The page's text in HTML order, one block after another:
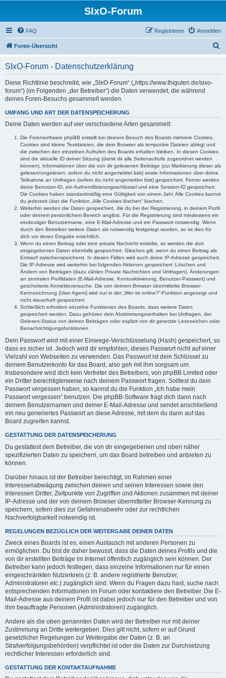
SIxO-Forum
FAQ Anmelden
Registrieren
Foren-Übersicht
SIxO-Forum - Datenschutzerklärung
Diese Richtlinie beschreibt, wie „SIxO-Forum“ („https://www.thiguten.de/sixo-
forum“) (im Folgenden „der Betreiber“) die Daten verwendet, die während
deines Foren-Besuchs gesammelt werden.
UMFANG UND ART DER DATENSPEICHERUNG
Deine Daten werden auf vier verschiedene Arten gesammelt:
Die Forensoftware phpBB erstellt bei deinem Besuch des Boards mehrere Cookies.
Cookies sind kleine Textdateien, die dein Browser als temporäre Dateien ablegt und
die zwischen den einzelnen Aufrufen des Boards erhalten bleiben. In diesen Cookies
sind die aktuelle ID deiner Sitzung (damit dir alle Seitenaufrufe zugeordnet werden
können), Informationen über die von dir gelesenen Beiträge (zur Markierung dieser als
gelesen/ungelesen; sofern du nicht angemeldet bist) sowie Informationen über deine
Teilnahme an Umfragen (sofern du nicht angemeldet bist) gespeichert. Ferner werden
deine Benutzer-ID, ein Authentifizierungsschlüssel und eine Session-ID gespeichert.
Die Cookies haben standardmäßig eine Gültigkeit von einem Jahr. Alle Cookies kannst
du jederzeit über die Funktion „Alle Cookies löschen“ löschen.
Weiterhin werden die Daten gespeichert, die du bei der Registrierung, in deinem Profil
oder deinem persönlichem Bereich angibst. Für die Registrierung sind mindestens ein
eindeutiger Benutzername, eine E-Mail-Adresse und ein Passwort notwendig. Wenn
durch den Betreiber weitere Daten als notwendig festgelegt wurden, so ist dies für
dich vor deren Eingabe ersichtlich.
Wenn du einen Beitrag oder eine private Nachricht erstellst, so werden die dort
eingegebenen Daten ebenfalls gespeichert. Gleiches gilt, wenn du einen Beitrag als
Entwurf zwischenspeicherst. In diesen Fällen wird auch deine IP-Adresse gespeichert.
Die IP-Adresse wird weiterhin bei folgenden Aktionen gespeichert: Löschen und
Ändern von Beiträgen (dazu zählen Private Nachrichten und Umfragen), Änderungen
an zentralen Profildaten (E-Mail-Adresse, Kontoaktivierung, Benutzer-Passwort) und
gescheiterte Anmeldeversuche. Die von deinem Browser übermittelte Browser-
Kennzeichnung (User Agent) wird nur in der „Wer ist online?“-Funktion angezeigt und
nicht dauerhaft gespeichert.
Schließlich erfordern einzelne Funktionen des Boards, dass weitere Daten
gespeichert werden. Dazu gehören dein Abstimmungsverhalten bei Umfragen, der
Gelesen-Status von deinen Beiträgen oder explizit von dir gesetzte Lesezeichen oder
Benachrichtigungsfunktionen.
Dein Passwort wird mit einer Einwege-Verschlüsselung (Hash) gespeichert, so
dass es sicher ist. Jedoch wird dir empfohlen, dieses Passwort nicht auf einer
Vielzahl von Webseiten zu verwenden. Das Passwort ist dein Schlüssel zu
deinem Benutzerkonto für das Board, also geh mit ihm sorgsam um.
Insbesondere wird dich kein Vertreter des Betreibers, von phpBB Limited oder
ein Dritter berechtigterweise nach deinem Passwort fragen. Solltest du dein
Passwort vergessen haben, so kannst du die Funktion „Ich habe mein
Passwort vergessen“ benutzen. Die phpBB-Software fragt dich dann nach
deinem Benutzernamen und deiner E-Mail-Adresse und sendet anschließend
ein neu generiertes Passwort an diese Adresse, mit dem du dann auf das
Board zugreifen kannst.
GESTATTUNG DER DATENSPEICHERUNG
Du gestattest dem Betreiber, die von dir eingegebenen und oben näher
spezifizierten Daten zu speichern, um das Board betreiben und anbieten zu
können.
Darüber hinaus ist der Betreiber berechtigt, im Rahmen einer
Interessenabwägung zwischen deinen und seinen Interessen sowie den
Interessen Dritter, Zeitpunkte von Zugriffen und Aktionen zusammen mit deiner
IP-Adresse und der von deinem Browser übermittelter Browser-Kennung zu
speichern, sofern dies zur Gefahrenabwehr oder zur rechtlichen
Nachverfolgbarkeit notwendig ist.
REGELUNGEN BEZÜGLICH DER WEITERGABE DEINER DATEN
Zweck eines Boards ist es, einen Austausch mit anderen Personen zu
ermöglichen. Du bist dir daher bewusst, dass die Daten deines Profils und die
von dir erstellten Beiträge im Internet öffentlich zugänglich sein können. Der
Betreiber kann jedoch festlegen, dass einzelne Informationen nur für einen
eingeschränkten Nutzerkreis (z. B. andere registrierte Benutzer,
Administratoren etc.) zugänglich sind. Wenn du Fragen dazu hast, suche nach
entsprechenden Informationen im Forum oder kontaktiere den Betreiber. Die E-
Mail-Adresse aus deinem Profil ist dabei jedoch nur für den Betreiber und von
ihm beauftragte Personen (Administratoren) zugänglich.
Andere als die oben genannten Daten wird der Betreiber nur mit deiner
Zustimmung an Dritte weitergeben. Dies gilt nicht, sofern er auf Grund
gesetzlicher Regelungen zur Weitergabe der Daten (z. B. an
Strafverfolgungsbehörden) verpflichtet ist oder die Daten zur Durchsetzung
rechtlicher Interessen erforderlich sind.
GESTATTUNG DER KONTAKTAUFNAHME